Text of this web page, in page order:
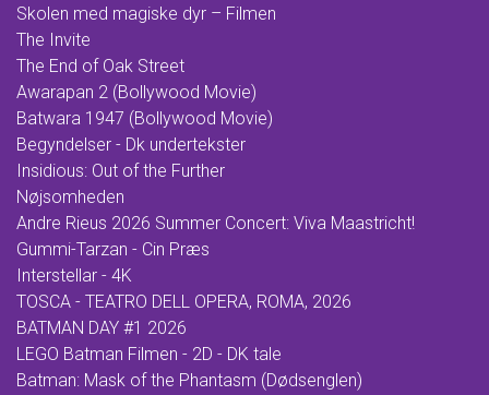
Skolen med magiske dyr – Filmen
The Invite
The End of Oak Street
Awarapan 2 (Bollywood Movie)
Batwara 1947 (Bollywood Movie)
Begyndelser - Dk undertekster
Insidious: Out of the Further
Nøjsomheden
Andre Rieus 2026 Summer Concert: Viva Maastricht!
Gummi-Tarzan - Cin Præs
Interstellar - 4K
TOSCA - TEATRO DELL OPERA, ROMA, 2026
BATMAN DAY #1 2026
LEGO Batman Filmen - 2D - DK tale
Batman: Mask of the Phantasm (Dødsenglen)